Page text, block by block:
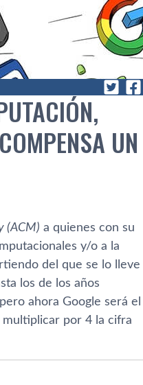
UN
(ACM) a quienes con su
y/o a la
del que se lo lleve
los de los años
ahora Google será el
por 4 la cifra